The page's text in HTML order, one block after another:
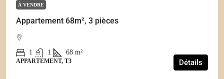
À VENDRE
Appartement 68m², 3 pièces
1 1 68 m²
APPARTEMENT, T3 Détails